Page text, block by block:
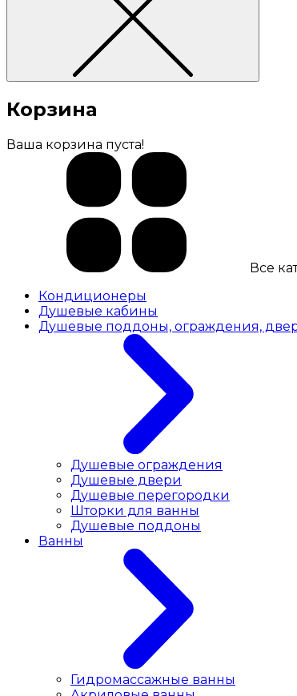
Корзина
Ваша корзина пуста!
Все
Кондиционеры
Душевые кабины
Душевые поддоны, ограждения,
Душевые ограждения
Душевые двери
Душевые перегородки
Шторки для ванны
Душевые поддоны
Ванны
Гидромассажные ванны